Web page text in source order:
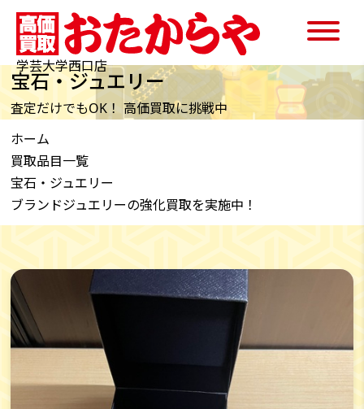
学芸大学西口店
宝石・ジュエリー
査定だけでもOK！ 高価買取に挑戦中
ホーム
買取品目一覧
宝石・ジュエリー
ブランドジュエリーの強化買取を実施中！